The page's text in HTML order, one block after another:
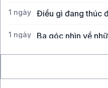
1 ngày Điều gì đang thúc
1 ngày
Ba góc nhìn về